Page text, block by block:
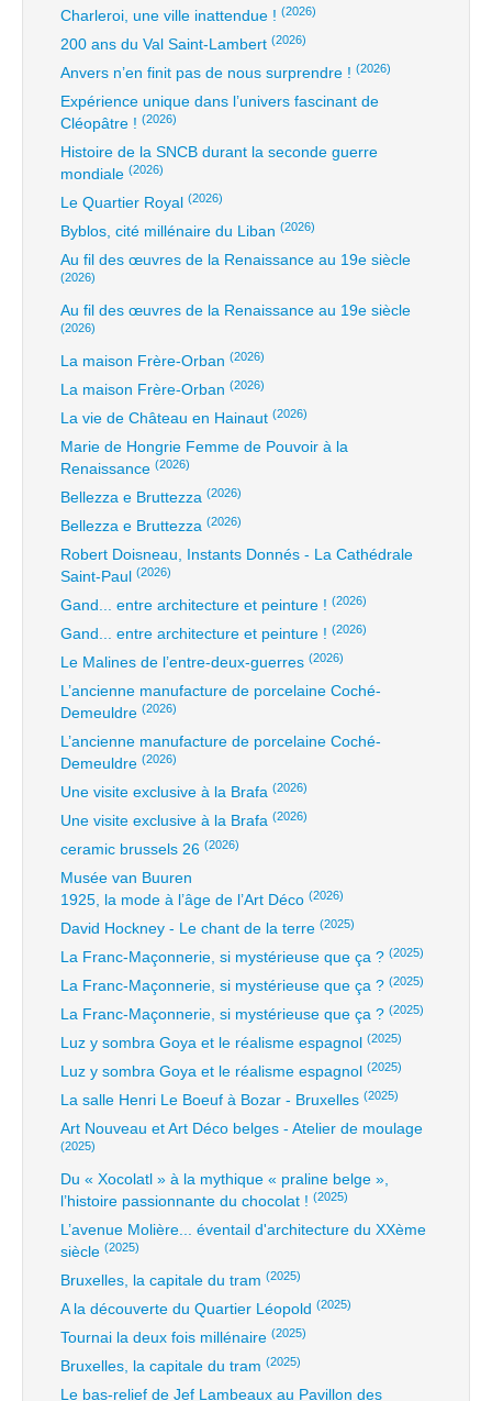
Charleroi, une ville inattendue ! (2026)
200 ans du Val Saint-Lambert (2026)
Anvers n’en finit pas de nous surprendre ! (2026)
Expérience unique dans l’univers fascinant de
Cléopâtre ! (2026)
Histoire de la SNCB durant la seconde guerre
mondiale (2026)
Le Quartier Royal (2026)
Byblos, cité millénaire du Liban (2026)
Au fil des œuvres de la Renaissance au 19e siècle
(2026)
Au fil des œuvres de la Renaissance au 19e siècle
(2026)
La maison Frère-Orban (2026)
La maison Frère-Orban (2026)
La vie de Château en Hainaut (2026)
Marie de Hongrie Femme de Pouvoir à la
Renaissance (2026)
Bellezza e Bruttezza (2026)
Bellezza e Bruttezza (2026)
Robert Doisneau, Instants Donnés - La Cathédrale
Saint-Paul (2026)
Gand... entre architecture et peinture ! (2026)
Gand... entre architecture et peinture ! (2026)
Le Malines de l’entre-deux-guerres (2026)
L’ancienne manufacture de porcelaine Coché-
Demeuldre (2026)
L’ancienne manufacture de porcelaine Coché-
Demeuldre (2026)
Une visite exclusive à la Brafa (2026)
Une visite exclusive à la Brafa (2026)
ceramic brussels 26 (2026)
Musée van Buuren
1925, la mode à l’âge de l’Art Déco (2026)
David Hockney - Le chant de la terre (2025)
La Franc-Maçonnerie, si mystérieuse que ça ? (2025)
La Franc-Maçonnerie, si mystérieuse que ça ? (2025)
La Franc-Maçonnerie, si mystérieuse que ça ? (2025)
Luz y sombra Goya et le réalisme espagnol (2025)
Luz y sombra Goya et le réalisme espagnol (2025)
La salle Henri Le Boeuf à Bozar - Bruxelles (2025)
Art Nouveau et Art Déco belges - Atelier de moulage
(2025)
Du « Xocolatl » à la mythique « praline belge »,
l’histoire passionnante du chocolat ! (2025)
L’avenue Molière... éventail d'architecture du XXème
siècle (2025)
Bruxelles, la capitale du tram (2025)
A la découverte du Quartier Léopold (2025)
Tournai la deux fois millénaire (2025)
Bruxelles, la capitale du tram (2025)
Le bas-relief de Jef Lambeaux au Pavillon des